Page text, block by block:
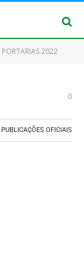
PORTARIAS 2022
0
PUBLICAÇÕES OFICIAIS